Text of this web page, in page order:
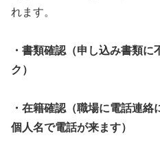
れます。
・書類確認（申し込み書類
ク）
・在籍確認（職場に電話連
個人名で電話が来ます）